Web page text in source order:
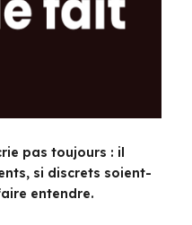
pas toujours : il
si discrets soient-
entendre.